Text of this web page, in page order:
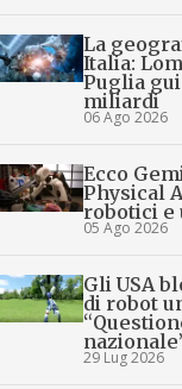
La
Italia:
Puglia
miliardi
06 Ago 2026
Ecco
Physical
robotici e
05 Ago 2026
Gli USA
di robot
29 Lug 2026